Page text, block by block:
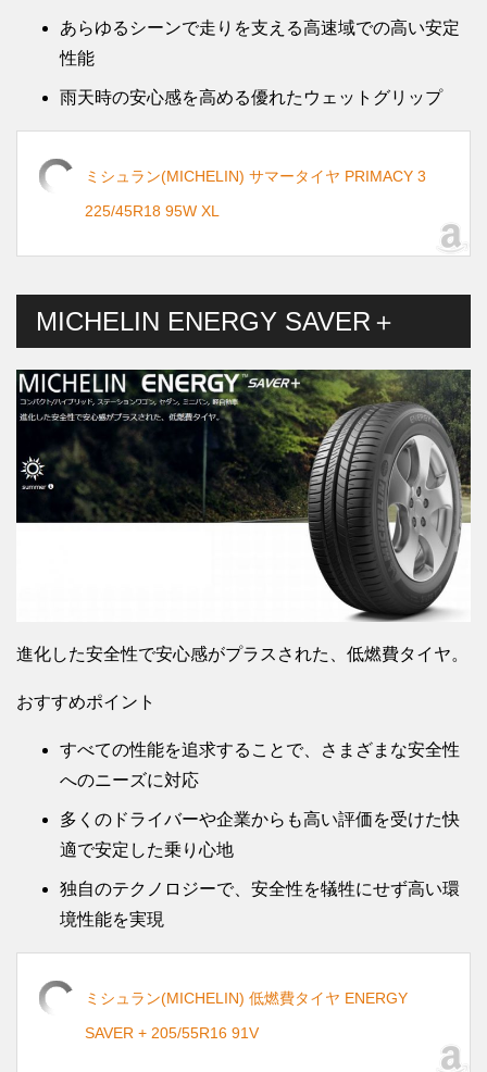
あらゆるシーンで走りを支える高速域での高い安定
性能
雨天時の安心感を高める優れたウェットグリップ
ミシュラン(MICHELIN) サマータイヤ PRIMACY 3
225/45R18 95W XL
MICHELIN ENERGY SAVER＋
進化した安全性で安心感がプラスされた、低燃費タイヤ。
おすすめポイント
すべての性能を追求することで、さまざまな安全性
へのニーズに対応
多くのドライバーや企業からも高い評価を受けた快
適で安定した乗り心地
独自のテクノロジーで、安全性を犠牲にせず高い環
境性能を実現
ミシュラン(MICHELIN) 低燃費タイヤ ENERGY
SAVER + 205/55R16 91V